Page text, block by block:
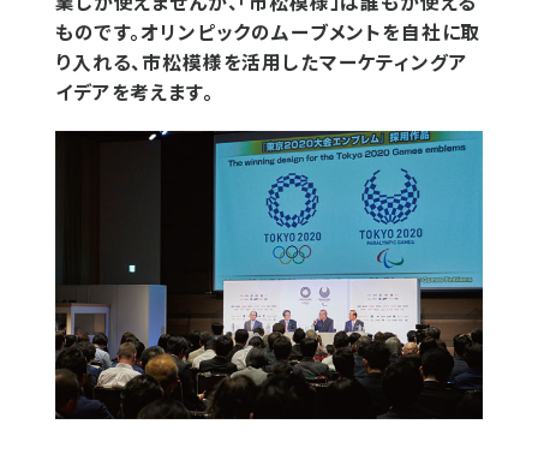
ものです。オリンピックのムーブメントを自社に取
り入れる、市松模様を活用したマーケティングア
イデアを考えます。